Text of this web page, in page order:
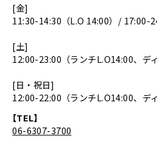
[金]
11:30-14:30（L.O 14:00）/ 17:00-
[土]
12:00-23:00（ランチL.O14:00、デ
[日・祝日]
12:00-22:00（ランチL.O14:00、デ
【TEL】
06-6307-3700